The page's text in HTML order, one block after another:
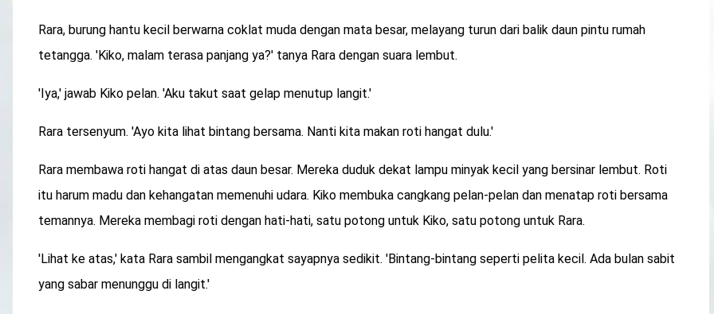
Rara, burung hantu kecil berwarna coklat muda dengan mata besar, melayang turun dari balik daun pintu rumah
tetangga. 'Kiko, malam terasa panjang ya?' tanya Rara dengan suara lembut.
'Iya,' jawab Kiko pelan. 'Aku takut saat gelap menutup langit.'
Rara tersenyum. 'Ayo kita lihat bintang bersama. Nanti kita makan roti hangat dulu.'
Rara membawa roti hangat di atas daun besar. Mereka duduk dekat lampu minyak kecil yang bersinar lembut. Roti
itu harum madu dan kehangatan memenuhi udara. Kiko membuka cangkang pelan-pelan dan menatap roti bersama
temannya. Mereka membagi roti dengan hati-hati, satu potong untuk Kiko, satu potong untuk Rara.
'Lihat ke atas,' kata Rara sambil mengangkat sayapnya sedikit. 'Bintang-bintang seperti pelita kecil. Ada bulan sabit
yang sabar menunggu di langit.'